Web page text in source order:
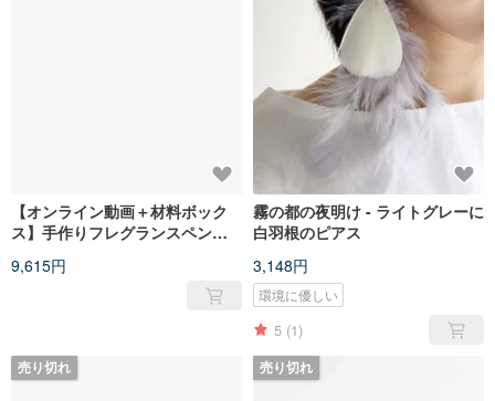
【オンライン動画＋材料ボック
ス】手作りフレグランスペンダ
9,615円
霧の都の夜明け - ライトグレーに
白羽根のピアス
3,148円
環境に優しい
5 (1)
売り切れ 売り切れ